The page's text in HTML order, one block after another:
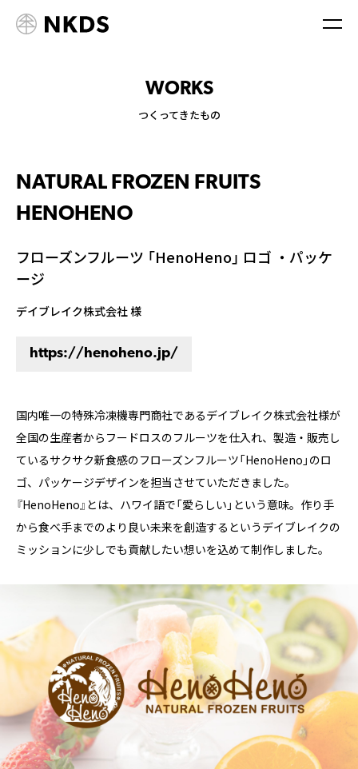
WORKS
つくってきたもの
NATURAL FROZEN FRUITS
HENOHENO
フローズンフルーツ 「HenoHeno」 ロゴ ・パッケ
ージ
デイブレイク株式会社 様
https://henoheno.jp/
国内唯一の特殊冷凍機専門商社であるデイブレイク株式会社様が
全国の生産者からフードロスのフルーツを仕入れ、製造・販売し
ているサクサク新食感のフローズンフルーツ「HenoHeno」のロ
ゴ、パッケージデザインを担当させていただきました。
『HenoHeno』とは、ハワイ語で「愛らしい」という意味。作り手
から食べ手までのより良い未来を創造するというデイブレイクの
ミッションに少しでも貢献したい想いを込めて制作しました。